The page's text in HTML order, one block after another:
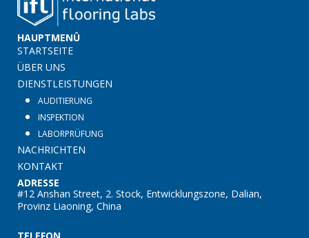
HAUPTMENÜ
STARTSEITE
ÜBER UNS
DIENSTLEISTUNGEN
AUDITIERUNG
INSPEKTION
LABORPRÜFUNG
NACHRICHTEN
KONTAKT
ADRESSE
#12 Anshan Street, 2. Stock, Entwicklungszone, Dalian,
Provinz Liaoning, China